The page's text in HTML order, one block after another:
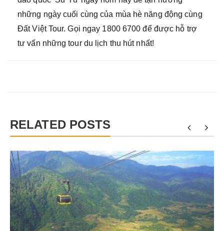
những ngày cuối cùng của mùa hè năng động cùng
Đất Việt Tour. Gọi ngay 1800 6700 để được hỗ trợ
tư vấn những tour du lịch thu hút nhất!
RELATED POSTS